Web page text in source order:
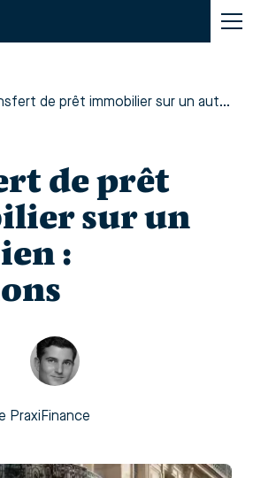
Transfert de prêt immobilier sur un autre bien : conditions
de prêt
sur un
:
PraxiFinance